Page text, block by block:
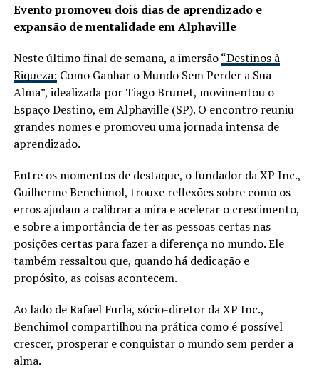
Evento promoveu dois dias de aprendizado e
expansão de mentalidade em Alphaville
Neste último final de semana, a imersão“Destinos à
Riqueza: Como Ganhar o Mundo Sem Perder a Sua
Alma”, idealizada por Tiago Brunet, movimentou o
Espaço Destino, em Alphaville (SP). O encontro reuniu
grandes nomes e promoveu uma jornada intensa de
aprendizado.
Entre os momentos de destaque, o fundador da XP Inc.,
Guilherme Benchimol, trouxe reflexões sobre como os
erros ajudam a calibrar a mira e acelerar o crescimento,
e sobre a importância de ter as pessoas certas nas
posições certas para fazer a diferença no mundo. Ele
também ressaltou que, quando há dedicação e
propósito, as coisas acontecem.
Ao lado de Rafael Furla, sócio-diretor da XP Inc.,
Benchimol compartilhou na prática como é possível
crescer, prosperar e conquistar o mundo sem perder a
alma.